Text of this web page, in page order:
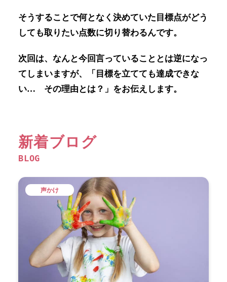
そうすることで何となく決めていた目標点がどう
しても取りたい点数に切り替わるんです。
次回は、なんと今回言っていることとは逆になっ
てしまいますが、「目標を立てても達成できな
い… その理由とは？」をお伝えします。
新着ブログ
BLOG
声かけ